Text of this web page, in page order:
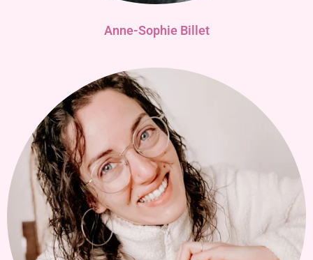
Anne-Sophie Billet